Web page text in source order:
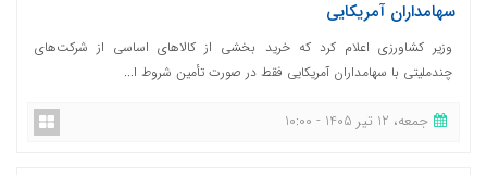
سهامداران آمریکایی
وزیر کشاورزی اعلام کرد که خرید بخشی از کالاهای اساسی از شرکت‌های
چندملیتی با سهامداران آمریکایی فقط در صورت تأمین شروط ا...
جمعه، 12 تیر 1405 - 10:00